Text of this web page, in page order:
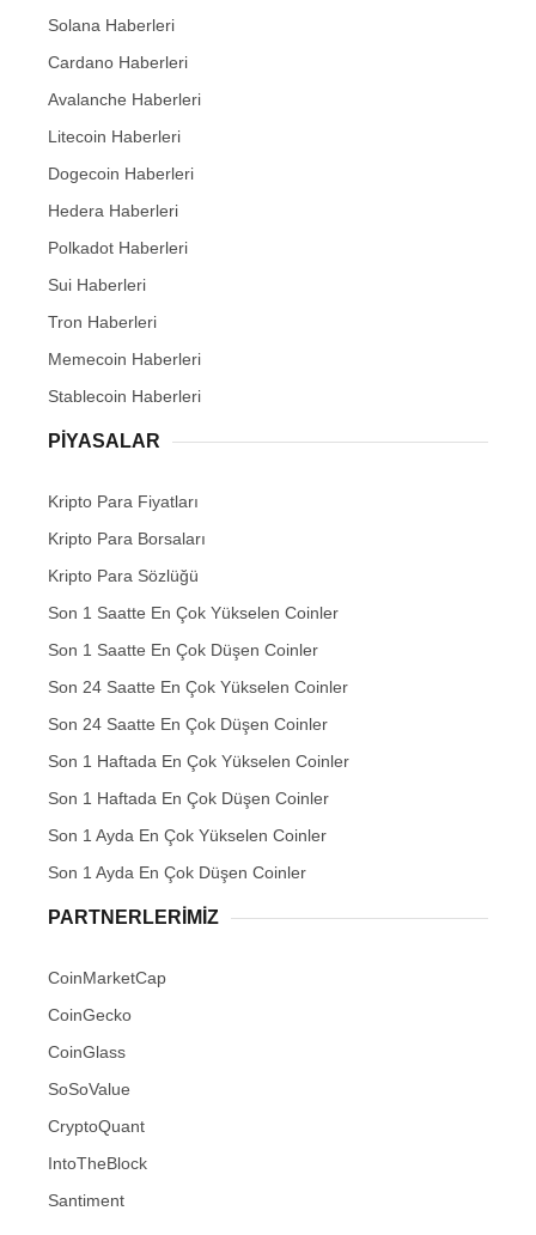
Solana Haberleri
Cardano Haberleri
Avalanche Haberleri
Litecoin Haberleri
Dogecoin Haberleri
Hedera Haberleri
Polkadot Haberleri
Sui Haberleri
Tron Haberleri
Memecoin Haberleri
Stablecoin Haberleri
PIYASALAR
Kripto Para Fiyatları
Kripto Para Borsaları
Kripto Para Sözlüğü
Son 1 Saatte En Çok Yükselen Coinler
Son 1 Saatte En Çok Düşen Coinler
Son 24 Saatte En Çok Yükselen Coinler
Son 24 Saatte En Çok Düşen Coinler
Son 1 Haftada En Çok Yükselen Coinler
Son 1 Haftada En Çok Düşen Coinler
Son 1 Ayda En Çok Yükselen Coinler
Son 1 Ayda En Çok Düşen Coinler
PARTNERLERIMIZ
CoinMarketCap
CoinGecko
CoinGlass
SoSoValue
CryptoQuant
IntoTheBlock
Santiment